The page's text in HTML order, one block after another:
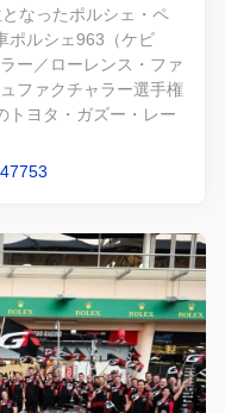
なったポルシェ・ペ
ポルシェ963（ケビ
ー／ローレンス・ファ
ファクチャラー選手権
トヨタ・ガズー・レー